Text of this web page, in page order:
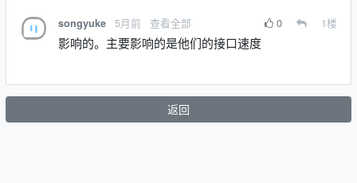
songyuke 5月前 查看全部 0 1楼
影响的。主要影响的是他们的接口速度
返回